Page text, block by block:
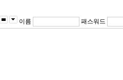
이름 패스워드